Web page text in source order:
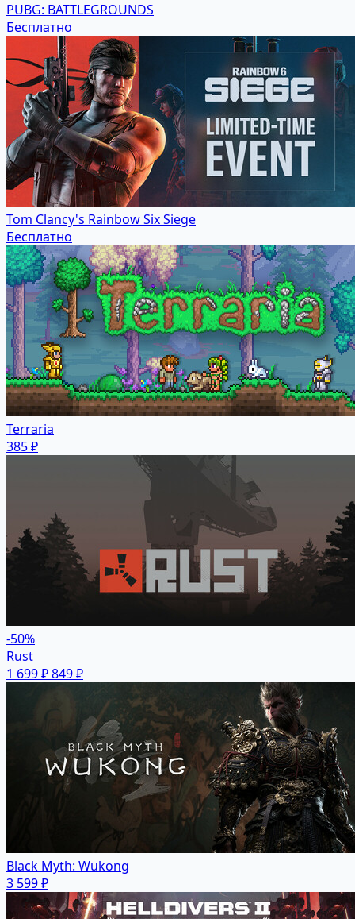
PUBG: BATTLEGROUNDS
Бесплатно
Tom Clancy's Rainbow Six Siege
Бесплатно
Terraria
385 ₽
-50%
Rust
1 699 ₽849 ₽
Black Myth: Wukong
3 599 ₽